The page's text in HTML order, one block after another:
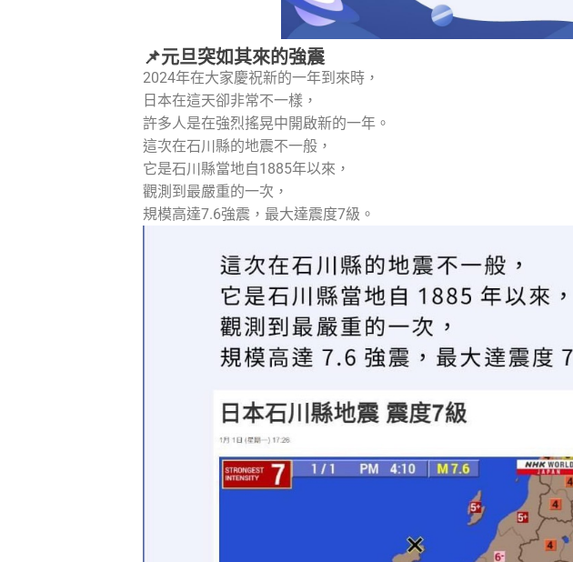
📌元旦突如其來的強震
2024年在大家慶祝新的一年到來時，
日本在這天卻非常不一樣，
許多人是在強烈搖晃中開啟新的一年。
這次在石川縣的地震不一般，
它是石川縣當地自1885年以來，
觀測到最嚴重的一次，
規模高達7.6強震，最大達震度7級。